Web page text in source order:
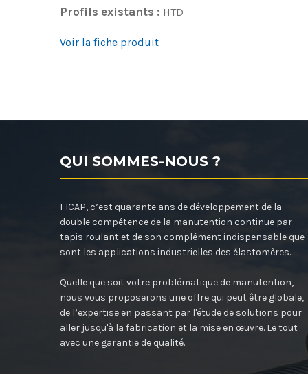
Profils existants : HTD
Voir la fiche produit
QUI SOMMES-NOUS ?
FICAP, c’est quarante ans de développement de la
double compétence de la manutention continue par
tapis roulant et de son complément indispensable que
sont les applications industrielles des élastomères.
Quelle que soit votre problématique de manutention,
nous vous proposerons une offre qui peut être globale,
de l’expertise en passant par l'étude de solutions pour
aller jusqu'à la fabrication et la mise en œuvre. Le tout
avec une garantie de qualité.